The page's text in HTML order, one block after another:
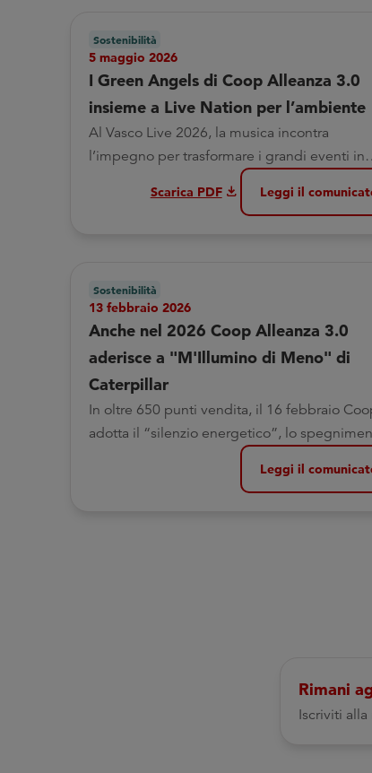
Sostenibilità
5 maggio 2026
I Green Angels di Coop Alleanza 3.0
insieme a Live Nation per l’ambiente
Al Vasco Live 2026, la musica incontra
l’impegno per trasformare i grandi eventi in
esperienze più sostenibili
Scarica PDF download Leggi il
Sostenibilità
13 febbraio 2026
Anche nel 2026 Coop Alleanza 3.0
aderisce a "M'Illumino di Meno" di
Caterpillar
In oltre 650 punti vendita, il 16 febbraio
adotta il “silenzio energetico”, lo
simbolico delle luci, e trasmette “Caterpillar”
Leggi il
Rimani
Iscriviti